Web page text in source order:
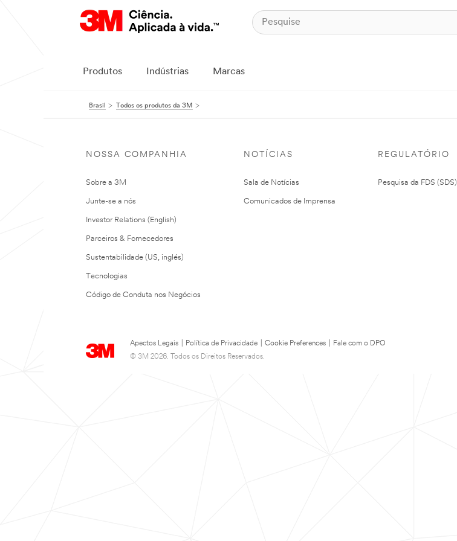
Produtos Indústrias Marcas
Brasil Todos os produtos da 3M
NOSSA COMPANHIA
Sobre a 3M
Junte-se a nós
Investor Relations (English)
Parceiros & Fornecedores
Sustentabilidade (US, inglés)
Tecnologias
Código de Conduta nos Negócios
NOTÍCIAS
Sala de Notícias
Comunicados de Imprensa
REGULATÓRIO
Pesquisa da FDS (SDS)
Apectos Legais Política de Privacidade Cookie Preferences
Fale com o DPO
© 3M 2026. Todos os Direitos Reservados.